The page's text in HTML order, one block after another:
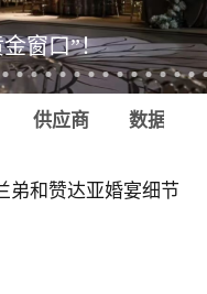
窗口”！
供应商 数据
弟和赞达亚婚宴细节